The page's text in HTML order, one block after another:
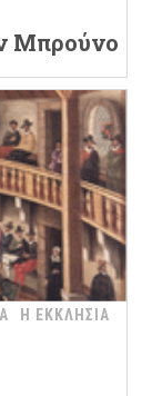
Μπρούνο
Η ΕΚΚΛΗΣΙΑ